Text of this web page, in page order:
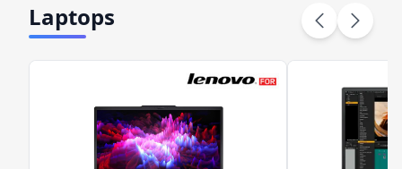
Laptops